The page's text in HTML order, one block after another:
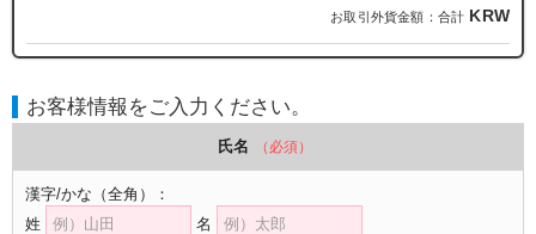
お取引外貨金額：合計 KRW
お客様情報をご入力ください。
氏名 （必須）
漢字/かな （全角）
：
姓
名